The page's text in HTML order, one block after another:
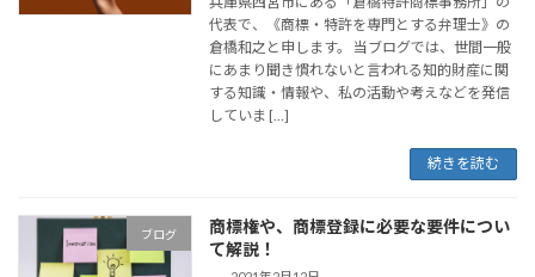
代表で、《商標・特許を専門とする弁理士》の
倉橋和之と申します。 当ブログでは、世間一般
にあまり聞き慣れないと言われる知的財産に関
する知識・情報や、私の活動や考えなどを発信
していま […]
続きを読む
ブログ
商標権や、商標登録に必要な要件につい
て解説！